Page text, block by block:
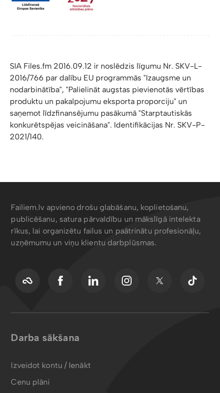
SIA Files.fm 2016.09.12 ir noslēdzis līgumu Nr. SKV-L-
2016/766 par dalību EU programmās "Izaugsme un
nodarbinātība", "Palielināt augstas pievienotās vērtības
produktu un pakalpojumu eksporta proporciju" un
saņemot līdzfinansējumu pasākumā "Starptautiskās
konkurētspējas veicināšana". Identifikācijas Nr. SKV-P-
2021/140.
Failiem.lv apvieno drošu glabāšanu, koplietošanu,
publicēšanu, satura pārvaldību un mākslīgā intelekta
rīkus, lai organizētu failus un paātrinātu profesionāļu,
uzņēmumu un viņu klientu darbplūsmas.
Darba sākšana
Izveidot kontu / Ienākt
Cenu plāni